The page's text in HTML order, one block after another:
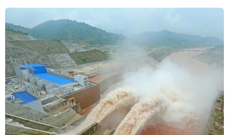
Sản lượng muối năm 2013 sẽ đạt trên 1
triệu tấn
25/06/2013 07:06
Dự kiến sản lượng muối năm 2013 sẽ đạt trên 1.000.000
tấn, tăng 18% so với cùng kỳ năm 2012 và đáp ứng đủ
nhu cầu trong nước.